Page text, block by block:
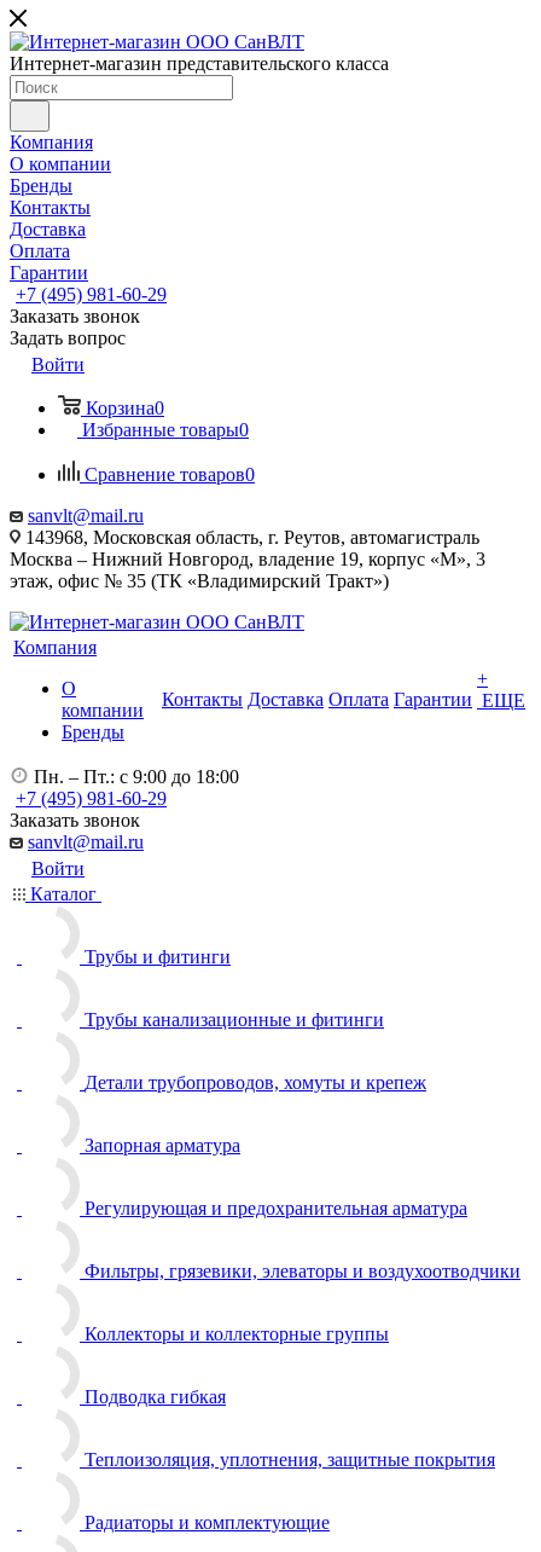
Интернет-магазин представительского класса
Компания
О компании
Бренды
Контакты
Доставка
Оплата
Гарантии
+7 (495) 981-60-29
Заказать звонок
Задать вопрос
Войти
Корзина0
Избранные товары0
Сравнение товаров0
sanvlt@mail.ru
143968, Московская область, г. Реутов, автомагистраль
Москва – Нижний Новгород, владение 19, корпус «М», 3
этаж, офис № 35 (ТК «Владимирский Тракт»)
Компания
О
компании
Бренды
Контакты Доставка Оплата Гарантии
+
ЕЩЕ
Пн. – Пт.: с 9:00 до 18:00
+7 (495) 981-60-29
Заказать звонок
sanvlt@mail.ru
Войти
Каталог
Трубы и фитинги
Трубы канализационные и фитинги
Детали трубопроводов, хомуты и крепеж
Запорная арматура
Регулирующая и предохранительная арматура
Фильтры, грязевики, элеваторы и воздухоотводчики
Коллекторы и коллекторные группы
Подводка гибкая
Теплоизоляция, уплотнения, защитные покрытия
Радиаторы и комплектующие